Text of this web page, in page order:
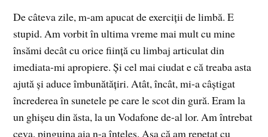
De câteva zile, m-am apucat de exerciţii de limbă. E
stupid. Am vorbit în ultima vreme mai mult cu mine
însămi decât cu orice fiinţă cu limbaj articulat din
imediata-mi apropiere. Şi cel mai ciudat e că treaba asta
ajută şi aduce îmbunătăţiri. Atât, încât, mi-a câştigat
încrederea în sunetele pe care le scot din gură. Eram la
un ghişeu din ăsta, la un Vodafone de-al lor. Am întrebat
ceva, pinguina aia n-a înţeles. Aşa că am repetat cu